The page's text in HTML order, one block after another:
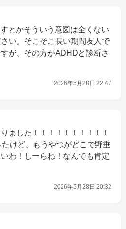
とかそういう意図は全くない
さい。そこそこ長い期間友人で
が、その方がADHDと診断さ
2026年5月28日 22:47
ました！！！！！！！！！！
けど、もうやつがどこで野垂
わ！しーらね！なんでも肯定
2026年5月28日 20:32